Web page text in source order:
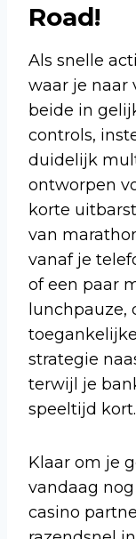
Road!
Als snelle
waar je naar
beide in
controls,
duidelijk
ontworpen
korte
van
vanaf je
of een paar
lunchpauze,
strategie
terwijl je
speeltijd kort.
Klaar om je
vandaag
casino